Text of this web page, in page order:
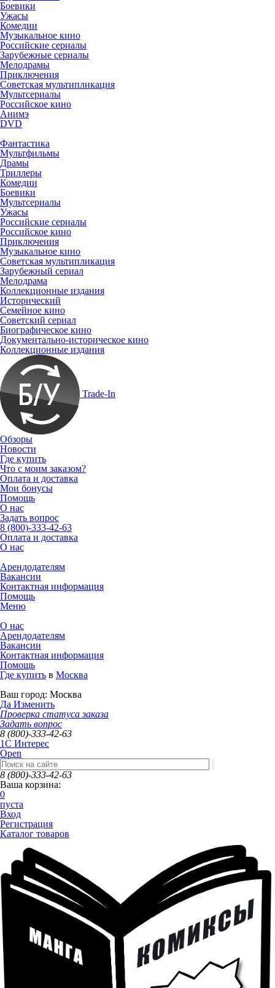
Боевики
Ужасы
Комедии
Музыкальное кино
Российские сериалы
Зарубежные сериалы
Мелодрамы
Приключения
Советская мультипликация
Мультсериалы
Российское кино
Анимэ
DVD
Фантастика
Мультфильмы
Драмы
Триллеры
Комедии
Боевики
Мультсериалы
Ужасы
Российские сериалы
Российское кино
Приключения
Музыкальное кино
Советская мультипликация
Зарубежный сериал
Мелодрама
Коллекционные издания
Исторический
Семейное кино
Советский сериал
Биографическое кино
Документально-историческое кино
Коллекционные издания
Trade-In
Обзоры
Новости
Где купить
Что с моим заказом?
Оплата и доставка
Мои бонусы
Помощь
О нас
Задать вопрос
8 (800)-333-42-63
Оплата и доставка
О нас
Арендодателям
Вакансии
Контактная информация
Помощь
Меню
О нас
Арендодателям
Вакансии
Контактная информация
Помощь
Где купить в Москва
Ваш город: Москва
Да Изменить
Проверка статуса заказа
Задать вопрос
8 (800)-333-42-63
1C Интерес
Open
8 (800)-333-42-63
Ваша корзина:
0
пуста
Вход
Регистрация
Каталог товаров